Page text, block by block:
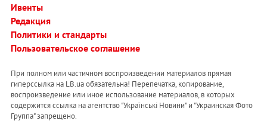
Ивенты
Редакция
Политики и стандарты
Пользовательское соглашение
При полном или частичном воспроизведении материалов прямая
гиперссылка на LB.ua обязательна! Перепечатка, копирование,
воспроизведение или иное использование материалов, в которых
содержится ссылка на агентство "Українськi Новини" и "Украинская Фото
Группа" запрещено.